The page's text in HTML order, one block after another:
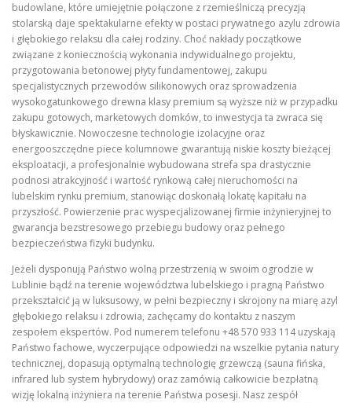
budowlane, które umiejętnie połączone z rzemieślniczą precyzją
stolarską daje spektakularne efekty w postaci prywatnego azylu zdrowia
i głębokiego relaksu dla całej rodziny. Choć nakłady początkowe
związane z koniecznością wykonania indywidualnego projektu,
przygotowania betonowej płyty fundamentowej, zakupu
specjalistycznych przewodów silikonowych oraz sprowadzenia
wysokogatunkowego drewna klasy premium są wyższe niż w przypadku
zakupu gotowych, marketowych domków, to inwestycja ta zwraca się
błyskawicznie. Nowoczesne technologie izolacyjne oraz
energooszczędne piece kolumnowe gwarantują niskie koszty bieżącej
eksploatacji, a profesjonalnie wybudowana strefa spa drastycznie
podnosi atrakcyjność i wartość rynkową całej nieruchomości na
lubelskim rynku premium, stanowiąc doskonałą lokatę kapitału na
przyszłość. Powierzenie prac wyspecjalizowanej firmie inżynieryjnej to
gwarancja bezstresowego przebiegu budowy oraz pełnego
bezpieczeństwa fizyki budynku.
Jeżeli dysponują Państwo wolną przestrzenią w swoim ogrodzie w
Lublinie bądź na terenie województwa lubelskiego i pragną Państwo
przekształcić ją w luksusowy, w pełni bezpieczny i skrojony na miarę azyl
głębokiego relaksu i zdrowia, zachęcamy do kontaktu z naszym
zespołem ekspertów. Pod numerem telefonu +48 570 933 114 uzyskają
Państwo fachowe, wyczerpujące odpowiedzi na wszelkie pytania natury
technicznej, dopasują optymalną technologię grzewczą (sauna fińska,
infrared lub system hybrydowy) oraz zamówią całkowicie bezpłatną
wizję lokalną inżyniera na terenie Państwa posesji. Nasz zespół